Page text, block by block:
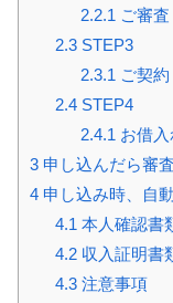
2.2.1 ご審査
2.3STEP3
2.3.1 ご契約
2.4STEP4
2.4.1 お借入
3 申し込んだら審
4 申し込み時、自
4.1 本人確認書
4.2収入証明書
4.3注意事項